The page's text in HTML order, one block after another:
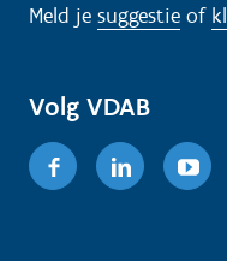
Meld je suggestie of
Volg VDAB
Facebook